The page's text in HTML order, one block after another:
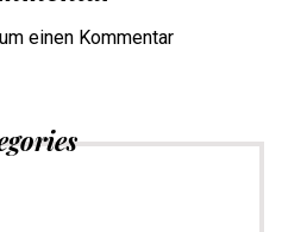
einen Kommentar